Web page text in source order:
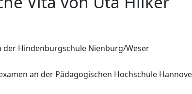
der Hindenburgschule Nienburg/Weser
an der Pädagogischen Hochschule